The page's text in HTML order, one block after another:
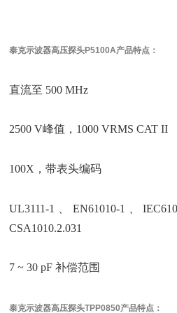
泰克示波器高压探头P5100A产品特点：
直流至 500 MHz
2500 V峰值，1000 VRMS CAT II
100X，带表头编码
UL3111-1、EN61010-1、
CSA1010.2.031
7 ~ 30 pF 补偿范围
泰克示波器高压探头TPP0850产品特点：